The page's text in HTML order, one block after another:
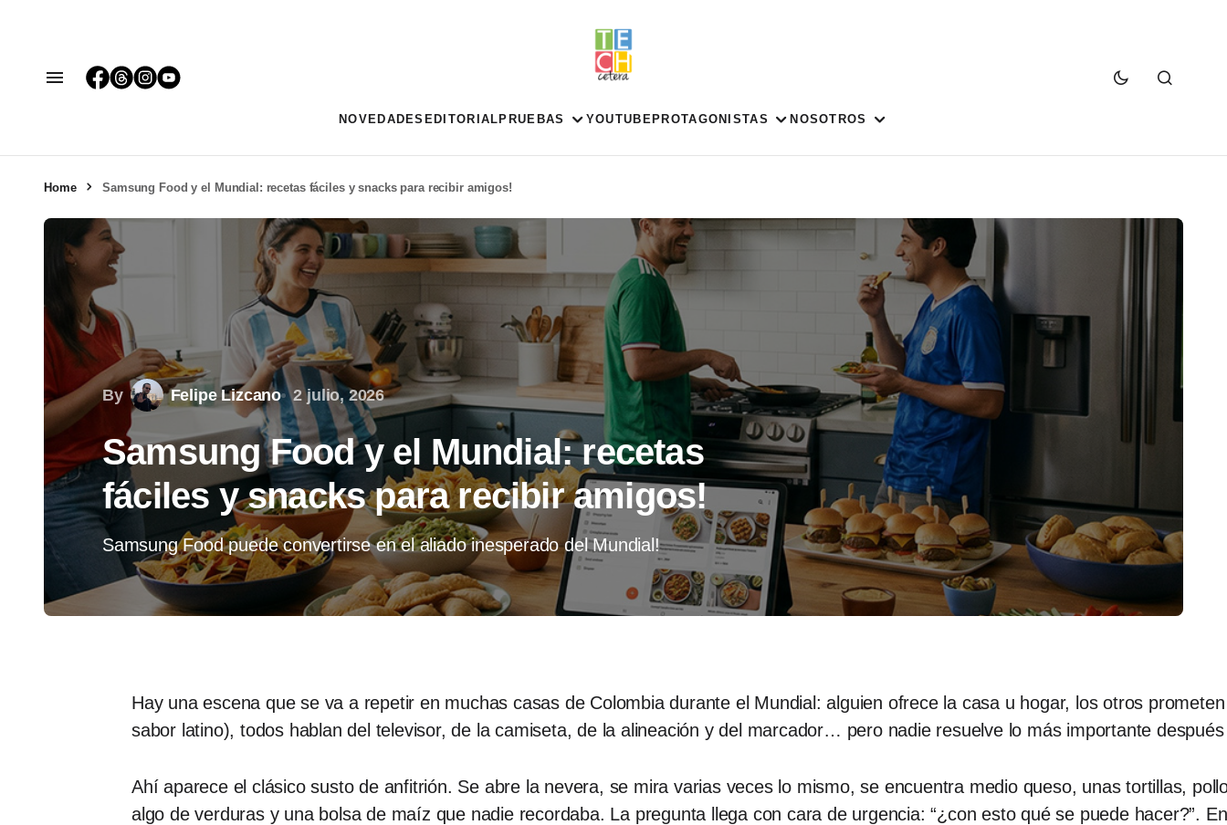
NOVEDADES EDITORIAL PRUEBAS YOUTUBE PROTAGONISTAS NOSOTROS
Home Samsung Food y el Mundial: recetas fáciles y snacks para recibir amigos!
By Felipe Lizcano 2 julio, 2026
Samsung Food y el Mundial: recetas
fáciles y snacks para recibir amigos!
Samsung Food puede convertirse en el aliado inesperado del Mundial!
Hay una escena que se va a repetir en muchas casas de Colombia durante el Mundial: alguien ofrece la casa u hogar, los otros
sabor latino), todos hablan del televisor, de la camiseta, de la alineación y del marcador… pero nadie resuelve lo más importante
Ahí aparece el clásico susto de anfitrión. Se abre la nevera, se mira varias veces lo mismo, se encuentra medio queso, unas tortillas,
algo de verduras y una bolsa de maíz que nadie recordaba. La pregunta llega con cara de urgencia: “¿con esto qué se puede hacer?”.